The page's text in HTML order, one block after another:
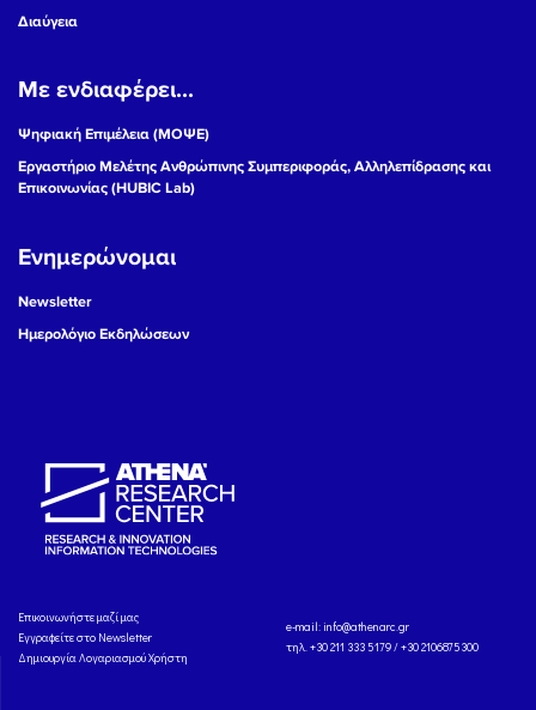
Διαύγεια
Με ενδιαφέρει...
Ψηφιακή Επιμέλεια (ΜΟΨΕ)
Εργαστήριο Μελέτης Ανθρώπινης Συμπεριφοράς, Αλληλεπίδρασης και
Επικοινωνίας (HUBIC Lab)
Ενημερώνομαι
Newsletter
Ημερολόγιο Εκδηλώσεων
Eπικοινωνήστε μαζί μας
Εγγραφείτε στο Newsletter
Δημιουργία Λογαριασμού Χρήστη
e-mail: info@athenarc.gr
τηλ. +30 211 333 5179 / +30 2106875300